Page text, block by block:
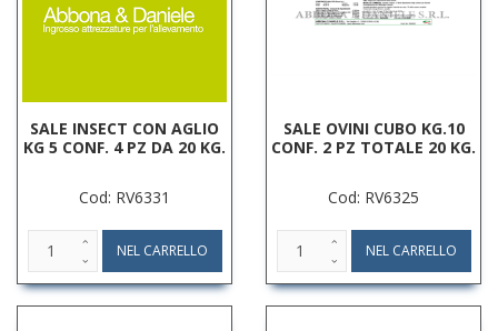
SALE INSECT CON AGLIO
KG 5 CONF. 4 PZ DA 20 KG.
Cod: RV6331
SALE OVINI CUBO KG.10
CONF. 2 PZ TOTALE 20 KG.
Cod: RV6325